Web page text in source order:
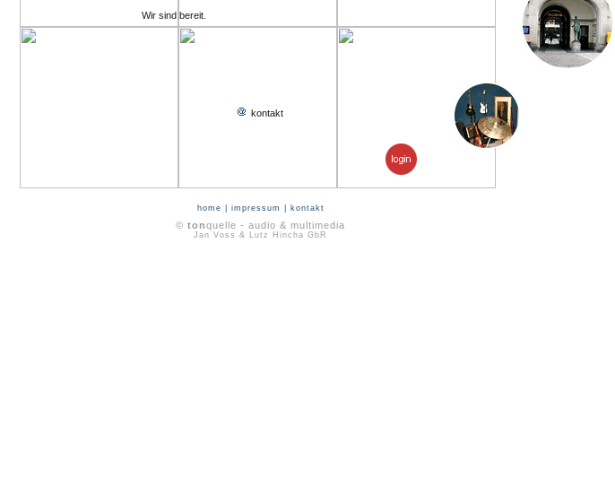
Wir sind bereit.
kontakt
home impressum kontakt
© tonquelle - audio & multimedia
Jan Voss & Lutz Hincha GbR